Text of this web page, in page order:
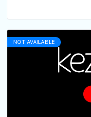
NOT AVAILABLE